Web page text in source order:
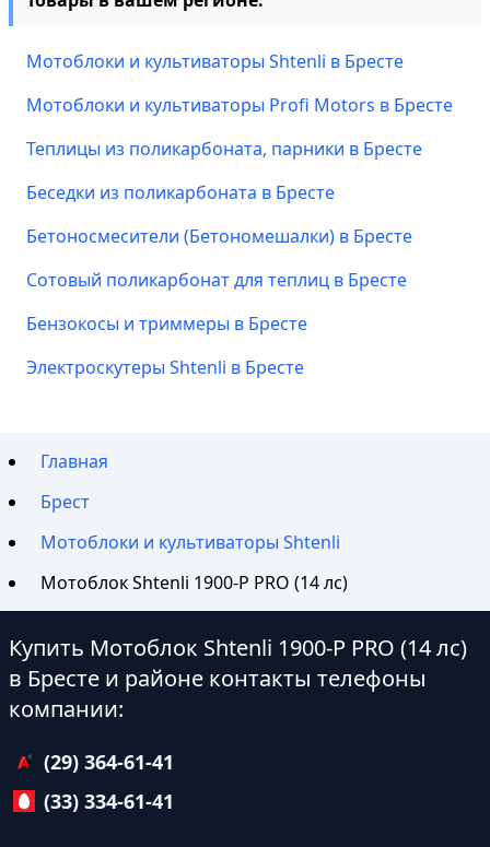
Мотоблоки и культиваторы Shtenli в Бресте
Мотоблоки и культиваторы Profi Motors в Бресте
Теплицы из поликарбоната, парники в Бресте
Беседки из поликарбоната в Бресте
Бетоносмесители (Бетономешалки) в Бресте
Сотовый поликарбонат для теплиц в Бресте
Бензокосы и триммеры в Бресте
Электроскутеры Shtenli в Бресте
Главная
Брест
Мотоблоки и культиваторы Shtenli
Мотоблок Shtenli 1900-P PRO (14 лс)
Купить Мотоблок Shtenli 1900-P PRO (14 лс)
в Бресте и районе контакты телефоны
компании:
(29) 364-61-41
(33) 334-61-41